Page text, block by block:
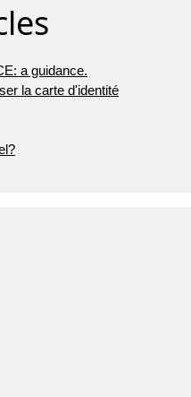
a guidance.
la carte d'identité